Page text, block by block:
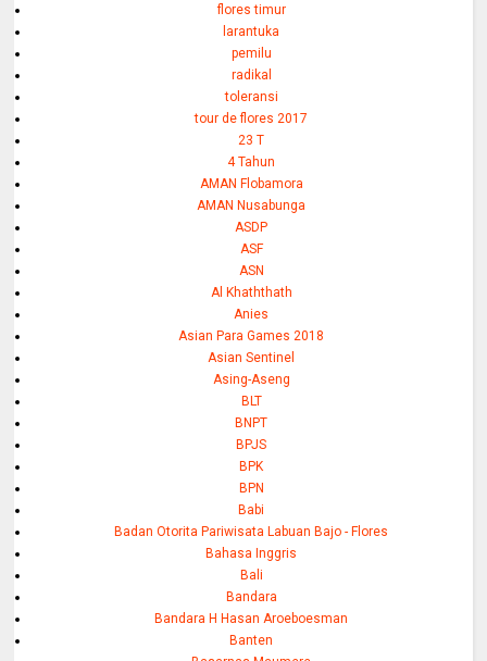
flores timur
larantuka
pemilu
radikal
toleransi
tour de flores 2017
23 T
4 Tahun
AMAN Flobamora
AMAN Nusabunga
ASDP
ASF
ASN
Al Khaththath
Anies
Asian Para Games 2018
Asian Sentinel
Asing-Aseng
BLT
BNPT
BPJS
BPK
BPN
Babi
Badan Otorita Pariwisata Labuan Bajo - Flores
Bahasa Inggris
Bali
Bandara
Bandara H Hasan Aroeboesman
Banten